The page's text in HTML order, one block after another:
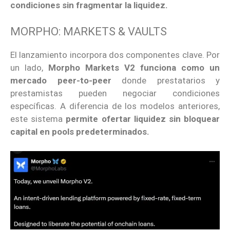
condiciones sin fragmentar la liquidez.
MORPHO: MARKETS & VAULTS
El lanzamiento incorpora dos componentes clave. Por
un lado, Morpho Markets V2 funciona como un
mercado peer-to-peer donde prestatarios y
prestamistas pueden negociar condiciones
específicas. A diferencia de los modelos anteriores,
este sistema permite ofertar liquidez sin bloquear
capital en pools predeterminados.